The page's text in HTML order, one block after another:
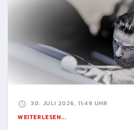
30. JULI 2026, 11:49 UHR
WEITERLESEN...